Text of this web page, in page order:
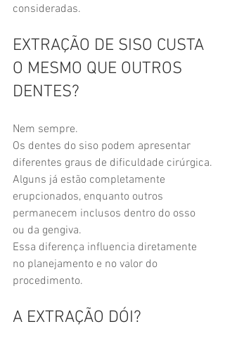
consideradas.
EXTRAÇÃO DE SISO CUSTA
O MESMO QUE OUTROS
DENTES?
Nem sempre.
Os dentes do siso podem apresentar
diferentes graus de dificuldade cirúrgica.
Alguns já estão completamente
erupcionados, enquanto outros
permanecem inclusos dentro do osso
ou da gengiva.
Essa diferença influencia diretamente
no planejamento e no valor do
procedimento.
A EXTRAÇÃO DÓI?